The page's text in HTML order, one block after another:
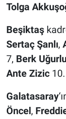
Tolga
Beşiktaş
Sertaç Şanlı,
7, Berk
Ante Zizic10.
Galatasaray
Öncel,